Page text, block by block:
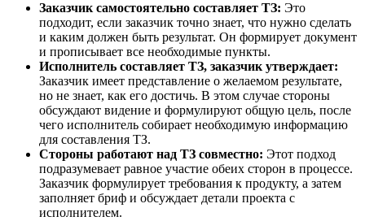
Заказчик самостоятельно составляет ТЗ: Это
подходит, если заказчик точно знает, что нужно сделать
и каким должен быть результат. Он формирует документ
и прописывает все необходимые пункты.
Исполнитель составляет ТЗ, заказчик утверждает:
Заказчик имеет представление о желаемом результате,
но не знает, как его достичь. В этом случае стороны
обсуждают видение и формулируют общую цель, после
чего исполнитель собирает необходимую информацию
для составления ТЗ.
Стороны работают над ТЗ совместно: Этот подход
подразумевает равное участие обеих сторон в процессе.
Заказчик формулирует требования к продукту, а затем
заполняет бриф и обсуждает детали проекта с
исполнителем.